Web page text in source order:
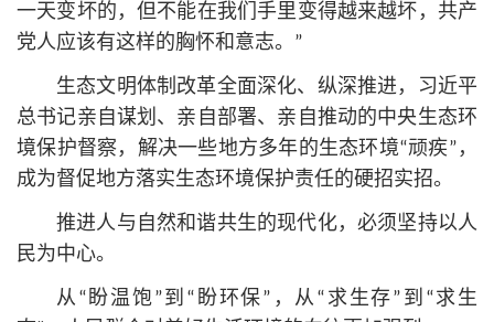
一天变坏的，但不能在我们手里变得越来越坏，共产
党人应该有这样的胸怀和意志。”
生态文明体制改革全面深化、纵深推进，习近平
总书记亲自谋划、亲自部署、亲自推动的中央生态环
境保护督察，解决一些地方多年的生态环境“顽疾”，
成为督促地方落实生态环境保护责任的硬招实招。
推进人与自然和谐共生的现代化，必须坚持以人
民为中心。
从“盼温饱”到“盼环保”，从“求生存”到“求生